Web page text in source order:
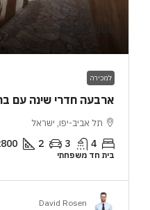
₪289,000
למכירה
ארבעה חדרי שינה עם
תל אביב-יפו, ישראל
4
3
2
בית חד משפחתי
David Rosen